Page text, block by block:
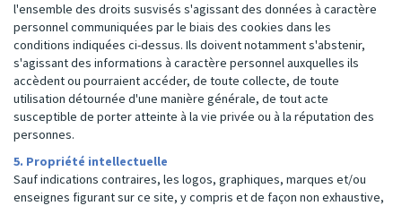
l'ensemble des droits susvisés s'agissant des données à caractère
personnel communiquées par le biais des cookies dans les
conditions indiquées ci-dessus. Ils doivent notamment s'abstenir,
s'agissant des informations à caractère personnel auxquelles ils
accèdent ou pourraient accéder, de toute collecte, de toute
utilisation détournée d'une manière générale, de tout acte
susceptible de porter atteinte à la vie privée ou à la réputation des
personnes.
5. Propriété intellectuelle
Sauf indications contraires, les logos, graphiques, marques et/ou
enseignes figurant sur ce site, y compris et de façon non exhaustive,